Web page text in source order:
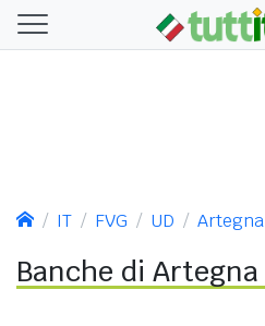
IT FVG UD Artegna
Banche di Artegna